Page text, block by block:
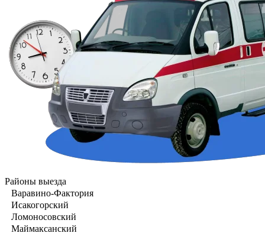
Районы выезда
Варавино-Фактория
Исакогорский
Ломоносовский
Маймаксанский